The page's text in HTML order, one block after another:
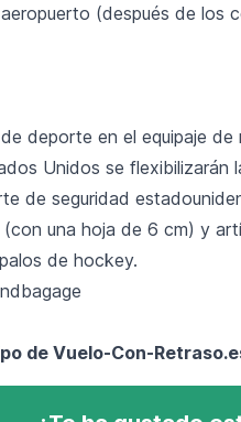
(después de los
deporte en el equipaje de
Unidos se flexibilizarán
de seguridad
una hoja de 6 cm) y
de hockey.
de Vuelo-Con-